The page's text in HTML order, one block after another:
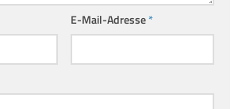
E-Mail-Adresse*